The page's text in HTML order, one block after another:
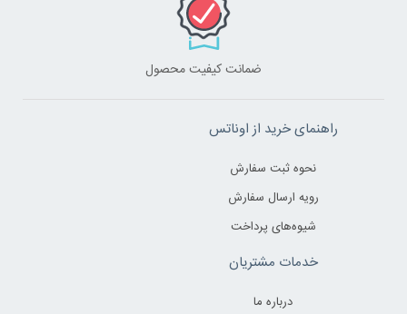
ضمانت کیفیت محصول
راهنمای خرید از اوناتس
نحوه ثبت سفارش
رویه ارسال سفارش
شیوه‌های پرداخت
خدمات مشتریان
درباره ما